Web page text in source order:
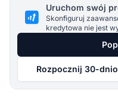
Uruchom swój
Skonfiguruj
kredytowa nie jest
Rozpocznij 30-